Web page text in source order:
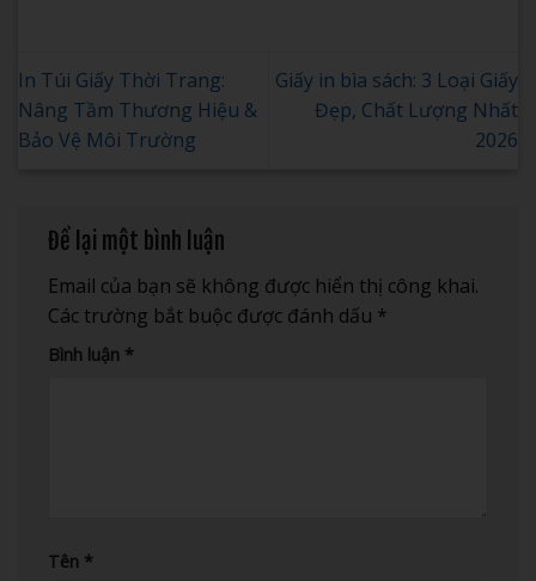
In Túi Giấy Thời Trang:
Nâng Tầm Thương Hiệu &
Bảo Vệ Môi Trường
Giấy in bìa sách: 3 Loại Giấy
Đẹp, Chất Lượng Nhất
2026
Để lại một bình luận
Email của bạn sẽ không được hiển thị công khai.
Các trường bắt buộc được đánh dấu *
Bình luận *
Tên *